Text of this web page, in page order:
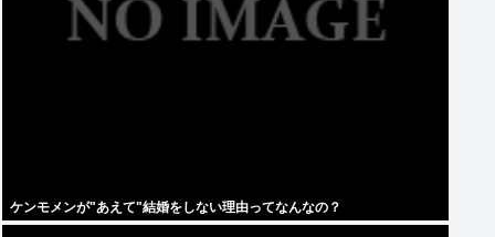
ケンモメンが"あえて"結婚をしない理由ってなんなの？